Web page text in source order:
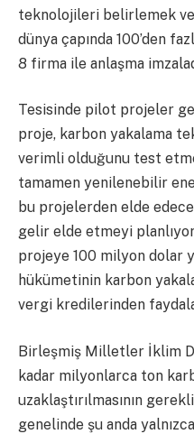
teknolojileri belirlemek
dünya çapında 100’den
8 firma ile anlaşma
Tesisinde pilot projeler
proje, karbon yakalama
verimli olduğunu test
tamamen yenilenebilir
bu projelerden elde
gelir elde etmeyi
projeye 100 milyon dolar
hükümetinin karbon
vergi kredilerinden
Birleşmiş Milletler İklim
kadar milyonlarca ton
uzaklaştırılmasının
genelinde şu anda